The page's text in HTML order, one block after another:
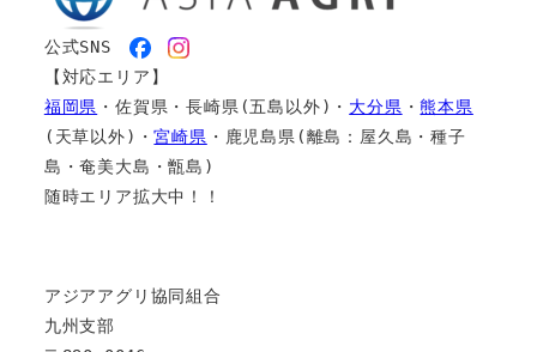
公式SNS
【対応エリア】
福岡県 ・佐賀県・長崎県(五島以外)・ 大分県 ・熊本県
(天草以外)・宮崎県 ・鹿児島県(離島：屋久島・種子
島・奄美大島・甑島)
随時エリア拡大中！！
アジアアグリ協同組合
九州支部